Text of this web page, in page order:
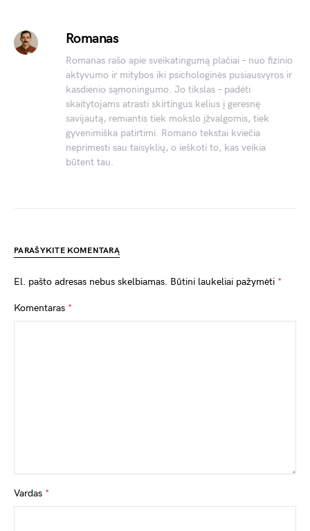
Romanas
Romanas rašo apie sveikatingumą plačiai – nuo fizinio
aktyvumo ir mitybos iki psichologinės pusiausvyros ir
kasdienio sąmoningumo. Jo tikslas – padėti
skaitytojams atrasti skirtingus kelius į geresnę
savijautą, remiantis tiek mokslo įžvalgomis, tiek
gyvenimiška patirtimi. Romano tekstai kviečia
neprimesti sau taisyklių, o ieškoti to, kas veikia
būtent tau.
PARAŠYKITE KOMENTARĄ
El. pašto adresas nebus skelbiamas. Būtini laukeliai pažymėti *
Komentaras *
Vardas *